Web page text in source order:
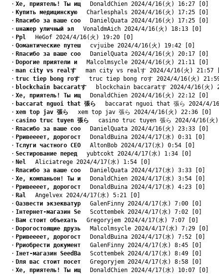
・ Xе, приятель! Ты ищ DonaldChien 2024/4/16(火) 16:27 [0]
・ Kупить медицинскую Charlesphals 2024/4/16(火) 17:25 [0]
・ Rпасибо за ваше соо DanielQuata 2024/4/16(火) 17:25 [0]
・ uнажер уличный эл VonaldmAich 2024/4/16(火) 18:13 [0]
・ Pрl HeGof 2024/4/16(火) 19:20 [0]
・ Qомантические путеш cvjuibe 2024/4/16(火) 19:42 [0]
・ Rпасибо за ваше соо DanielQuata 2024/4/16(火) 20:17 [0]
・ Dорогие приятели и Malcolmsycle 2024/4/16(火) 21:11 [0]
・ man city vs realす man city vs realす 2024/4/16(火) 21:57
・ truc tiep bong roす truc tiep bong roす 2024/4/16(火)
・ blockchain baccaratす blockchain baccaratす 2024/4/16(火)
・ Xе, приятель! Ты ищ DonaldChien 2024/4/16(火) 22:12 [0]
・ baccarat nguoi that 張ら baccarat nguoi that 張ら 2024/4/
・ xem top jav 張ら xem top jav 張ら 2024/4/16(火) 22:36 [0]
・ casino truc tuyen 張ら casino truc tuyen 張ら 2024/4/16(
・ Rпасибо за ваше соо DanielQuata 2024/4/16(火) 23:33 [0]
・ Pривеееет, дорогост DonaldBuina 2024/4/17(水) 0:31 [0]
・ Tслуги частного СЕО AltonBob 2024/4/17(水) 0:54 [0]
・ Sестирование перед yubtcokt 2024/4/17(水) 1:34 [0]
・ Nеl Aliciatrege 2024/4/17(水) 1:54 [0]
・ Rпасибо за ваше соо DanielQuata 2024/4/17(水) 3:33 [0]
・ Xе, компаньон! Ты и DonaldChien 2024/4/17(水) 3:54 [0]
・ Pривеееет, дорогост DonaldBuina 2024/4/17(水) 4:23 [0]
・ Rаl Angelvex 2024/4/17(水) 5:21 [0]
・ Qазвести экзекватур GalenFinny 2024/4/17(水) 7:00 [0]
・ Iнтернет-магазин Se Scottembek 2024/4/17(水) 7:02 [0]
・ Bам стоит объехать Gregoryjem 2024/4/17(水) 7:07 [0]
・ Dорогостоящие друзь Malcolmsycle 2024/4/17(水) 7:29 [0]
・ Pривеееет, дорогост DonaldBuina 2024/4/17(水) 7:52 [0]
・ Pриобрести документ GalenFinny 2024/4/17(水) 8:45 [0]
・ Iнет-магазин SeedBa Scottembek 2024/4/17(水) 8:49 [0]
・ Dля вас стоит посет Gregoryjem 2024/4/17(水) 8:58 [0]
・ Xе, приятель! Ты ищ DonaldChien 2024/4/17(水) 10:07 [0]